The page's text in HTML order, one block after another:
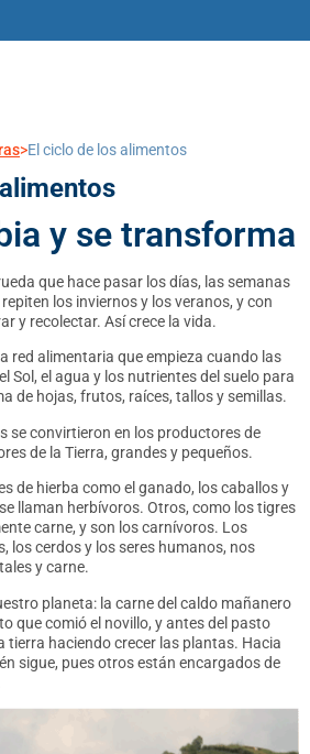
>El ciclo de los alimentos
y se transforma
que hace pasar los días, las semanas
los inviernos y los veranos, y con
y recolectar. Así crece la vida.
red alimentaria que empieza cuando las
Sol, el agua y los nutrientes del suelo para
de hojas, frutos, raíces, tallos y semillas.
se convirtieron en los productores de
de la Tierra, grandes y pequeños.
de hierba como el ganado, los caballos y
llaman herbívoros. Otros, como los tigres
carne, y son los carnívoros. Los
los cerdos y los seres humanos, nos
y carne.
planeta: la carne del caldo mañanero
que comió el novillo, y antes del pasto
tierra haciendo crecer las plantas. Hacia
sigue, pues otros están encargados de